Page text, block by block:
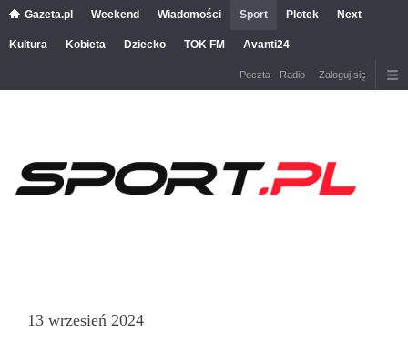
Gazeta.pl Weekend Wiadomości Sport Plotek Next
Kultura Kobieta Dziecko TOK FM Avanti24
Poczta Radio Zaloguj się
13 wrzesień 2024